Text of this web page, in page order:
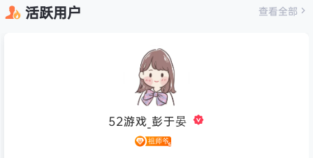
活跃用户 查看全部
52游戏_彭于晏